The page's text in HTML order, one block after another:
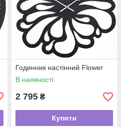
Годинник настінний Flower
В наявності
2 795 ₴
Купити